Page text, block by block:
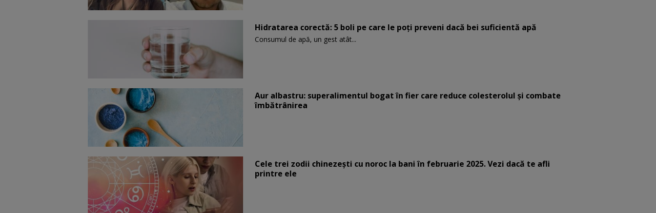
Hidratarea corectă: 5 boli pe care le poți preveni dacă bei suficientă apă
Consumul de apă, un gest atât...
Aur albastru: superalimentul bogat în fier care reduce colesterolul și combate
îmbătrânirea
Cele trei zodii chinezești cu noroc la bani în februarie 2025. Vezi dacă te afli
printre ele